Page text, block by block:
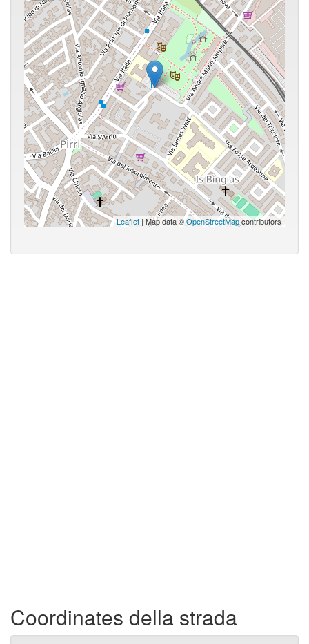
Leaflet | Map data ©OpenStreetMapcontributors
Coordinates della strada